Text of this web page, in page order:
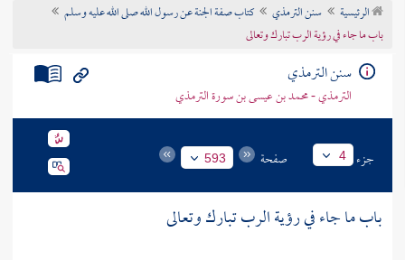
تراجم الأعلام
الرئيسية سنن الترمذي
كتاب صفة الجنة عن رسول الله صلى الله عليه وسلم
باب ما جاء في رؤية الرب تبارك وتعالى
سنن الترمذي
الترمذي - محمد بن عيسى بن سورة الترمذي
جزء 4 صفحة 593
باب ما جاء في رؤية الرب تبارك وتعالى